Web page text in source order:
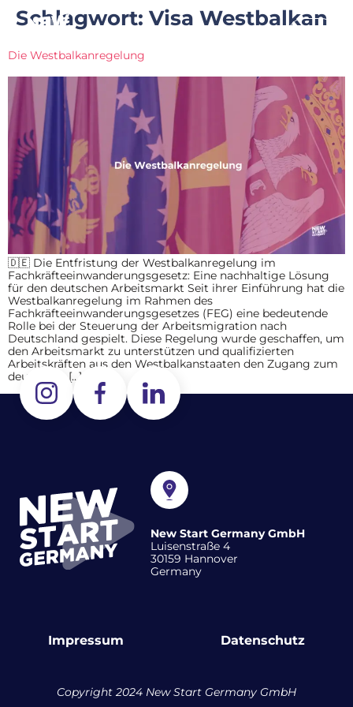
Schlagwort: Visa Westbalkan
Die Westbalkanregelung
🇩🇪 Die Entfristung der Westbalkanregelung im
Fachkräfteeinwanderungsgesetz: Eine nachhaltige Lösung
für den deutschen Arbeitsmarkt Seit ihrer Einführung hat die
Westbalkanregelung im Rahmen des
Fachkräfteeinwanderungsgesetzes (FEG) eine bedeutende
Rolle bei der Steuerung der Arbeitsmigration nach
Deutschland gespielt. Diese Regelung wurde geschaffen, um
den Arbeitsmarkt zu unterstützen und qualifizierten
Arbeitskräften aus den Westbalkanstaaten den Zugang zum
deutschen […]
New Start Germany GmbH
Luisenstraße 4
30159 Hannover
Germany
Impressum Datenschutz
Copyright 2024 New Start Germany GmbH